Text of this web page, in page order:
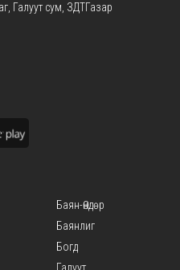
Галуут сум, ЗДТГазар
Баян-Өндөр
Баянлиг
Богд